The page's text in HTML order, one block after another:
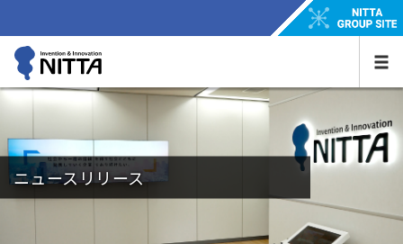
ニュースリリース